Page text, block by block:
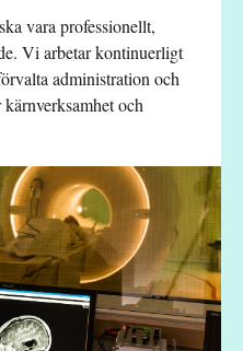
vara professionellt,
Vi arbetar kontinuerligt
administration och
och